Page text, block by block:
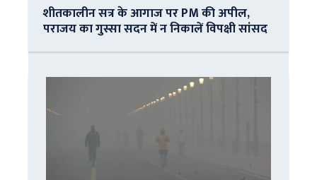
शीतकालीन सत्र के आगाज पर PM की अपील,
पराजय का गुस्सा सदन में न निकालें विपक्षी सांसद